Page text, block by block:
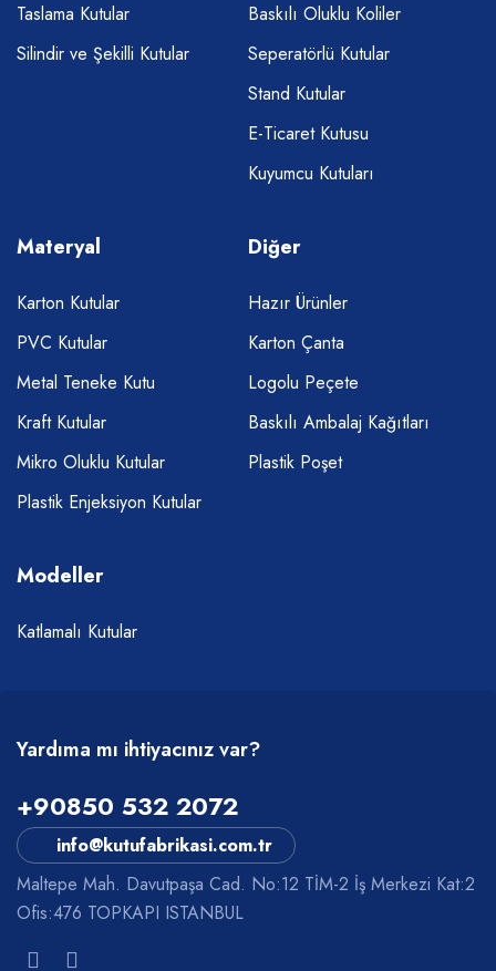
Taslama Kutular
Silindir ve Şekilli Kutular
Baskılı Oluklu Koliler
Seperatörlü Kutular
Stand Kutular
E-Ticaret Kutusu
Kuyumcu Kutuları
Materyal
Karton Kutular
PVC Kutular
Metal Teneke Kutu
Kraft Kutular
Mikro Oluklu Kutular
Plastik Enjeksiyon Kutular
Diğer
Hazır Ürünler
Karton Çanta
Logolu Peçete
Baskılı Ambalaj Kağıtları
Plastik Poşet
Modeller
Katlamalı Kutular
Yardıma mı ihtiyacınız var?
+90850 532 2072
info@kutufabrikasi.com.tr
Maltepe Mah. Davutpaşa Cad. No:12 TİM-2 İş Merkezi Kat:2
Ofis:476 TOPKAPI ISTANBUL